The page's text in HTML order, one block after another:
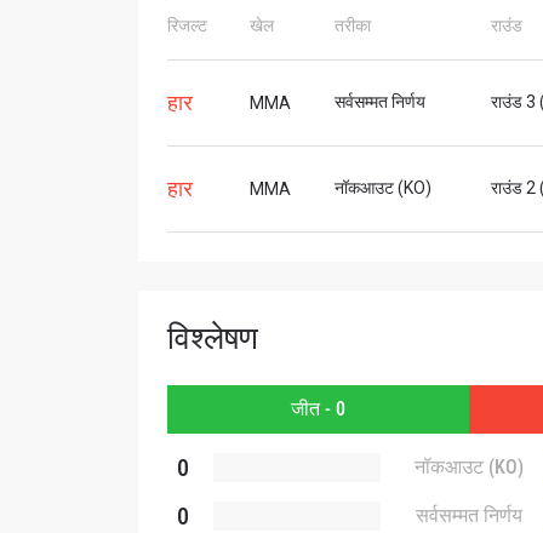
रिजल्ट खेल तरीका राउंड
हार MMA सर्वसम्मत निर्णय राउंड 3
हार MMA नॉकआउट (KO) राउंड 2
विश्लेषण
जीत - 0
0 नॉकआउट (KO)
0
सर्वसम्मत निर्णय